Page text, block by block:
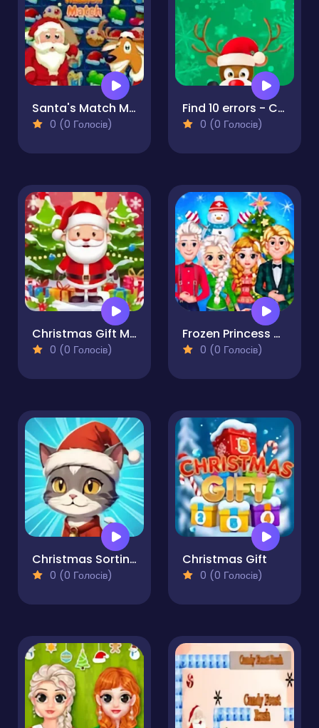
Santa's Match Mission
0 (0 Голосів)
Find 10 errors - CHRISTMAS
0 (0 Голосів)
Christmas Gift Match
0 (0 Голосів)
Frozen Princess Christmas Celebration
0 (0 Голосів)
Christmas Sorting
0 (0 Голосів)
Christmas Gift
0 (0 Голосів)